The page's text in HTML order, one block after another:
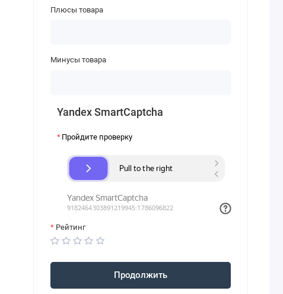
Плюсы товара
Минусы товара
Yandex SmartCaptcha
Пройдите проверку
Рейтинг
Продолжить